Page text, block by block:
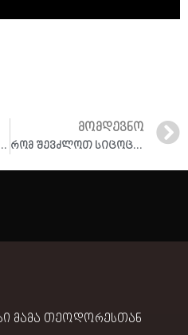
I ამონარიდი შეხვედრიდან 13.07.2023
ᲛᲝᲛᲓᲔᲕᲜᲝ
რომ შევძლოთ სიცოცხლე ქრისტესთან ერთად I 10.09.2023
მამა თეოდორესთან